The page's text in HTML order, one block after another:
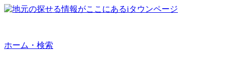
ホーム・検索